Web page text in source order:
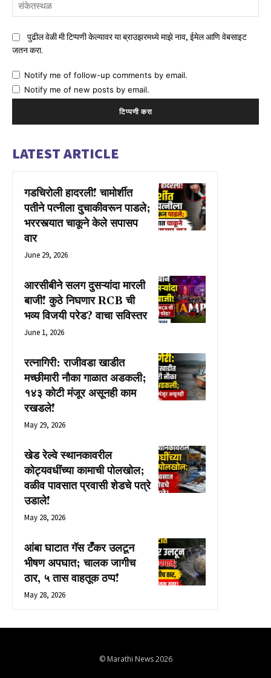
पुढील वेळी मी टिप्पणी केल्यावर या ब्राउझरमध्ये माझे नाव, ईमेल आणि वेबसाइट
जतन करा.
Notify me of follow-up comments by email.
Notify me of new posts by email.
LATEST ARTICLE
गडचिरोली हादरली! चामोर्शीत
पतीने पत्नीला दुचाकीवरून पाडले;
भररस्त्यात चाकूने केले सपासप
वार
June 29, 2026
आरसीबीने सलग दुसऱ्यांदा मारली
बाजी! कुठे निघणार RCB ची
भव्य विजयी परेड? वाचा सविस्तर
June 1, 2026
रत्नागिरी: राजीवडा खाडीत
मच्छीमारी नौका गाळात अडकली;
१४३ कोटी मंजूर असूनही काम
रखडले!
May 29, 2026
खेड रेल्वे स्थानकावरील
कोट्यवधींच्या कामाची पोलखोल;
वळीव पावसात प्रवासी शेडचे पत्रे
उडाले!
May 28, 2026
आंबा घाटात गॅस टँकर उलटून
भीषण अपघात; चालक जागीच
ठार, ५ तास वाहतूक ठप्प!
May 28, 2026
© Marathi News 2026